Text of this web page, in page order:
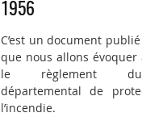
1956
C’est un document
que nous allons évoquer
le règlement
départemental de
l’incendie.